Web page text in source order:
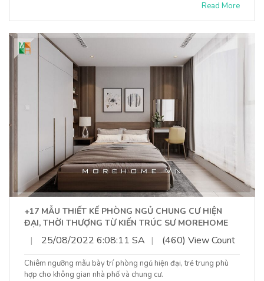
Read More
+17 MẪU THIẾT KẾ PHÒNG NGỦ CHUNG CƯ HIỆN
ĐẠI, THỜI THƯỢNG TỪ KIẾN TRÚC SƯ MOREHOME
| 25/08/2022 6:08:11 SA | (460) View Count
Chiêm ngưỡng mẫu bày trí phòng ngủ hiện đại, trẻ trung phù
hợp cho không gian nhà phố và chung cư.